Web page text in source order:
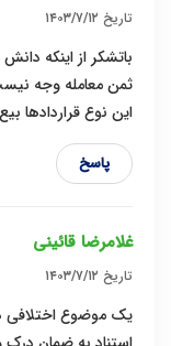
تاریخ ۱۴۰۳/۷/۱۲
باتشکر از اینکه
ثمن معامله وجه
این نوع قراردادها
پاسخ
غلامرضا قائینی
تاریخ ۱۴۰۳/۷/۱۲
یک موضوع اختلافی